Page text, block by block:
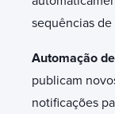
sequências
Automação
publicam
notificações